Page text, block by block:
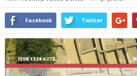
Facebook Twitter